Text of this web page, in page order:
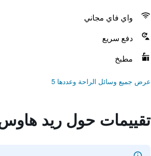
واي فاي مجاني
دفع سريع
مطبخ
عرض جميع وسائل الراحة وعددها 5
تقييمات حول ريد